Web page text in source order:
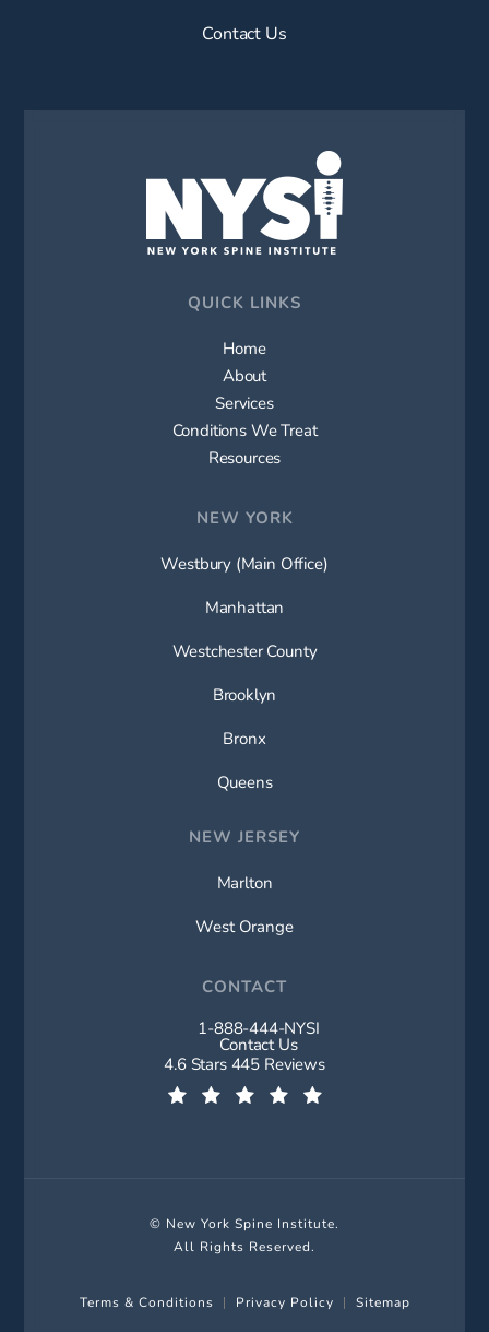
Contact Us
QUICK LINKS
Home
About
Services
Conditions We Treat
Resources
NEW YORK
Westbury (Main Office)
Manhattan
Westchester County
Brooklyn
Bronx
Queens
NEW JERSEY
Marlton
West Orange
CONTACT
Call New York Spine Institute on
1-888-444-NYSI
Contact Us
New York Spine Institute reviews:
4.6 Stars 445 Reviews
© New York Spine Institute.
All Rights Reserved.
Terms & Conditions Privacy Policy Sitemap